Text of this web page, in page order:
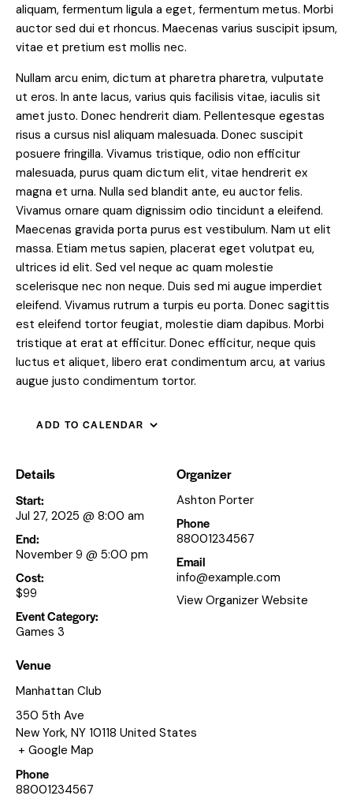
aliquam, fermentum ligula a eget, fermentum metus. Morbi
auctor sed dui et rhoncus. Maecenas varius suscipit ipsum,
vitae et pretium est mollis nec.
Nullam arcu enim, dictum at pharetra pharetra, vulputate
ut eros. In ante lacus, varius quis facilisis vitae, iaculis sit
amet justo. Donec hendrerit diam. Pellentesque egestas
risus a cursus nisl aliquam malesuada. Donec suscipit
posuere fringilla. Vivamus tristique, odio non efficitur
malesuada, purus quam dictum elit, vitae hendrerit ex
magna et urna. Nulla sed blandit ante, eu auctor felis.
Vivamus ornare quam dignissim odio tincidunt a eleifend.
Maecenas gravida porta purus est vestibulum. Nam ut elit
massa. Etiam metus sapien, placerat eget volutpat eu,
ultrices id elit. Sed vel neque ac quam molestie
scelerisque nec non neque. Duis sed mi augue imperdiet
eleifend. Vivamus rutrum a turpis eu porta. Donec sagittis
est eleifend tortor feugiat, molestie diam dapibus. Morbi
tristique at erat at efficitur. Donec efficitur, neque quis
luctus et aliquet, libero erat condimentum arcu, at varius
augue justo condimentum tortor.
ADD TO CALENDAR
Details
Start:
Jul 27, 2025 @ 8:00 am
End:
November 9 @ 5:00 pm
Cost:
$99
Event Category:
Games 3
Organizer
Ashton Porter
Phone
88001234567
Email
info@example.com
View Organizer Website
Venue
Manhattan Club
350 5th Ave
New York, NY 10118 United States
+ Google Map
Phone
88001234567